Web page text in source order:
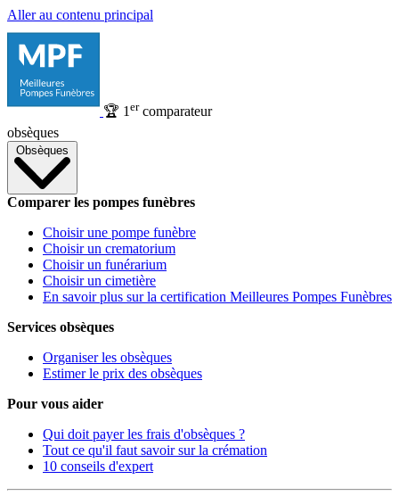
Aller au contenu principal
🏆 1 ercomparateur
obsèques
Obsèques
Comparer les pompes funèbres
Choisir une pompe funèbre
Choisir un crematorium
Choisir un funérarium
Choisir un cimetière
En savoir plus sur la certification Meilleures Pompes Funèbres
Services obsèques
Organiser les obsèques
Estimer le prix des obsèques
Pour vous aider
Qui doit payer les frais d'obsèques ?
Tout ce qu'il faut savoir sur la crémation
10 conseils d'expert